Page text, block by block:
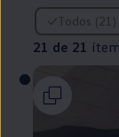
Todos (21)
21 de 21
21 de 21